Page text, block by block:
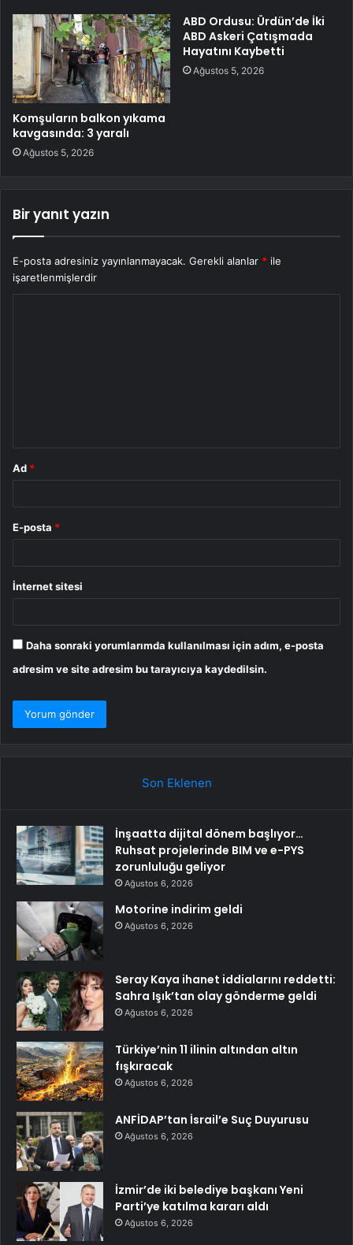
Komşuların balkon yıkama
kavgasında: 3 yaralı
Ağustos 5, 2026
ABD Ordusu: Ürdün’de İki
ABD Askeri Çatışmada
Hayatını Kaybetti
Ağustos 5, 2026
Bir yanıt yazın
E-posta adresiniz yayınlanmayacak. Gerekli alanlar * ile
işaretlenmişlerdir
Ad *
E-posta *
İnternet sitesi
Daha sonraki yorumlarımda kullanılması için adım, e-posta
adresim ve site adresim bu tarayıcıya kaydedilsin.
Son Eklenen
İnşaatta dijital dönem başlıyor…
Ruhsat projelerinde BIM ve e-PYS
zorunluluğu geliyor
Ağustos 6, 2026
Motorine indirim geldi
Ağustos 6, 2026
Seray Kaya ihanet iddialarını reddetti:
Sahra Işık’tan olay gönderme geldi
Ağustos 6, 2026
Türkiye’nin 11 ilinin altından altın
fışkıracak
Ağustos 6, 2026
ANFİDAP’tan İsrail’e Suç Duyurusu
Ağustos 6, 2026
İzmir’de iki belediye başkanı Yeni
Parti’ye katılma kararı aldı
Ağustos 6, 2026